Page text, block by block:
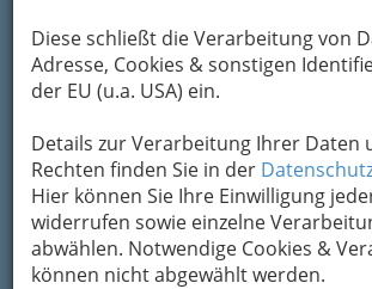
Diese schließt die Verarbeitung von
Adresse, Cookies & sonstigen
der EU (u.a. USA) ein.
Details zur Verarbeitung Ihrer Daten
Rechten finden Sie in der
Hier können Sie Ihre Einwilligung
widerrufen sowie einzelne
abwählen. Notwendige Cookies &
können nicht abgewählt werden.
Vermittlung und Verwaltung von
Eigentumswohnungen, Zinshäusern,
Grundstücken, Liegenschaften und
Karte
Adresse mit Google Maps